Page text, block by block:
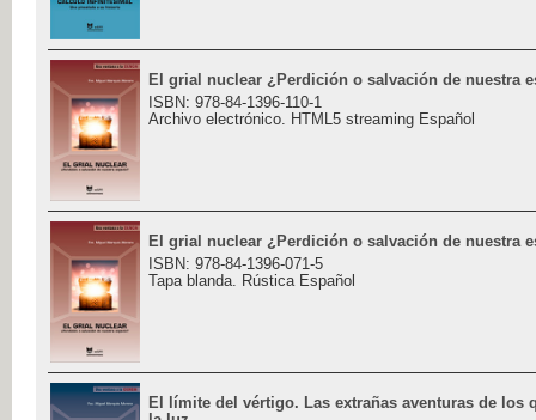
El grial nuclear ¿Perdición o salvación de nuestra
ISBN: 978-84-1396-110-1
Archivo electrónico. HTML5 streaming Español
El grial nuclear ¿Perdición o salvación de nuestra
ISBN: 978-84-1396-071-5
Tapa blanda. Rústica Español
El límite del vértigo. Las extrañas aventuras de los